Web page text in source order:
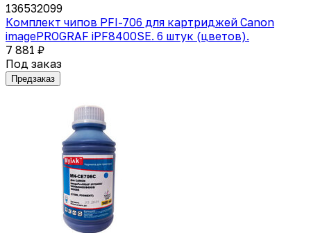
136532099
Комплект чипов PFI-706 для картриджей Canon
imagePROGRAF iPF8400SE. 6 штук (цветов).
7 881 ₽
Под заказ
Предзаказ